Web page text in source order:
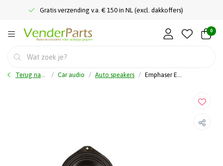
Gratis verzending v.a. € 150 in NL (excl. dakkoffers)
0
Terug naar home Car audio Auto speakers Emphaser EM-FTF2 - Speakers pasklaar - Fiat Ducato, Peugeot Boxer, Citroen Jumper - 2 Weg Composet - 50 Watt RMS